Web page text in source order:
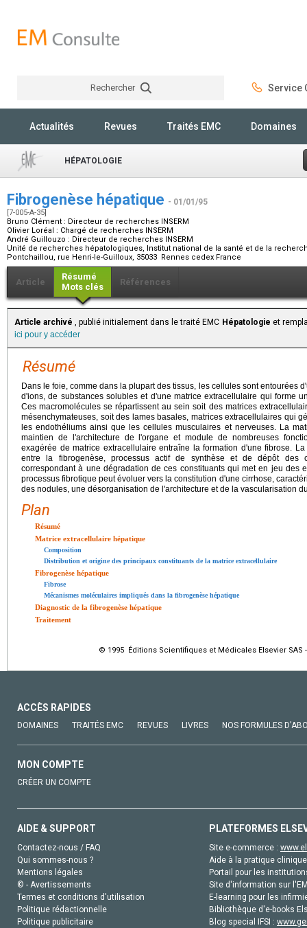
Rechercher Service
Actualités Revues Traités EMC Domaines
HÉPATOLOGIE
Fibrogenèse hépatique - 01/01/95
[7-005-A-35]
Bruno Clément : Directeur de recherches INSERM
Olivier Loréal : Chargé de recherches INSERM
André Guillouzo : Directeur de recherches INSERM
Unité de recherches hépatologiques, Institut national de la santé et de la
Pontchaillou, rue Henri-le-Guilloux, 35033 Rennes cedex France
Article
Résumé
Mots clés
Références
Article archivé , publié initialement dans le traité EMC Hépatologie et
ici pour y accéder
Résumé
Dans le foie, comme dans la plupart des tissus, les cellules sont entourées
d'ions, de substances solubles et d'une matrice extracellulaire qui forme
Ces macromolécules se répartissent au sein soit des matrices
mésenchymateuses, soit des lames basales, matrices extracellulaires qui
les endothéliums ainsi que les cellules musculaires et nerveuses. La
maintien de l'architecture de l'organe et module de nombreuses
exagérée de matrice extracellulaire entraîne la formation d'une fibrose.
entre la fibrogenèse, processus actif de synthèse et de dépôt des
correspondant à une dégradation de ces constituants qui met en jeu des
processus fibrotique peut évoluer vers la constitution d'une cirrhose,
des nodules, une désorganisation de l'architecture et de la vascularisation
Plan
Résumé
Matrice extracellulaire hépatique
Composition
Distribution et origine des principaux constituants de la matrice extracellulaire
Fibrogenèse hépatique
Fibrose
Mécanismes moléculaires impliqués dans la fibrogenèse hépatique
Diagnostic de la fibrogenèse hépatique
Traitement
© 1995 Éditions Scientifiques et Médicales Elsevier SAS
ACCÈS RAPIDES
DOMAINES TRAITÉS EMC REVUES LIVRES NOS FORMULES
MON COMPTE
CRÉER UN COMPTE
AIDE & SUPPORT
Contactez-nous / FAQ
Qui sommes-nous ?
Mentions légales
© - Avertissements
Termes et conditions d'utilisation
Politique rédactionnelle
Politique publicitaire
PLATEFORMES
Site e-commerce :
Aide à la pratique
Portail pour les
Site d'information sur
E-learning pour les
Bibliothèque d'e-books
Blog special IFSI :